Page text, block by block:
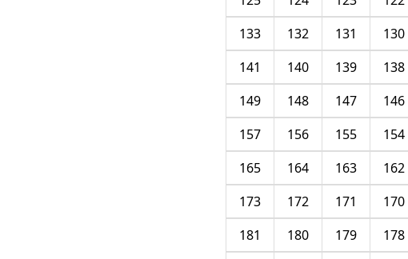
130
131
132
133
138
139
140
141
146
147
148
149
154
155
156
157
162
163
164
165
170
171
172
173
178
179
180
181